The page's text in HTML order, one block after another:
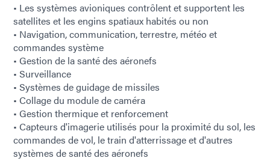
• Les systèmes avioniques contrôlent et supportent les
satellites et les engins spatiaux habités ou non
• Navigation, communication, terrestre, météo et
commandes système
• Gestion de la santé des aéronefs
• Surveillance
• Systèmes de guidage de missiles
• Collage du module de caméra
• Gestion thermique et renforcement
• Capteurs d'imagerie utilisés pour la proximité du sol, les
commandes de vol, le train d'atterrissage et d'autres
systèmes de santé des aéronefs